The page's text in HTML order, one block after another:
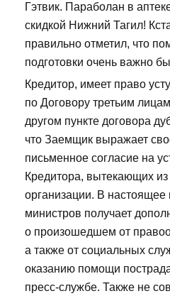
Гэтвик. Параболан в
скидкой Нижний Тагил!
правильно отметил, что
подготовки очень важно
Кредитор, имеет право
по Договору третьим
другом пункте договора
что Заемщик выражает
письменное согласие на
Кредитора, вытекающих
организации. В настоящее
министров получает
о произошедшем от
а также от социальных
оказанию помощи
пресс-службе. Также не